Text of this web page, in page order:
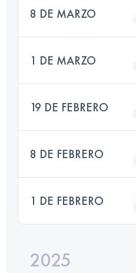
8 DE MARZO
1 DE MARZO
19 DE FEBRERO
8 DE FEBRERO
1 DE FEBRERO
2025